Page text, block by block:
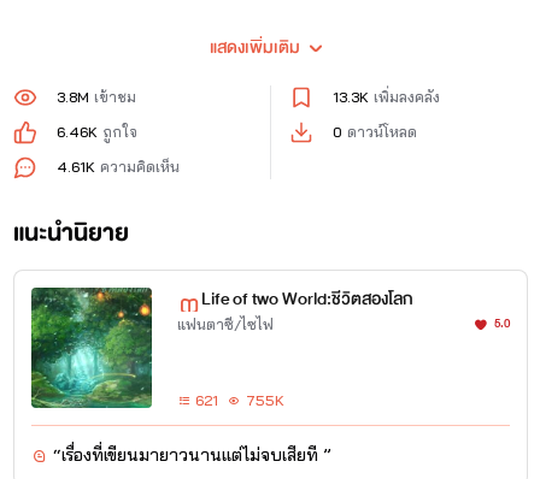
1. The New World:ชีวิตใหม่ในต่างโลก
ดรอป กำหนดเขียนไม่แน่นอน
2.The Carftail University:มหาวิทยาลัยคาร์ฟเทล
3 นิยายชุด Project Love Music Story ตอนดอกไผ่สื่อรัก
ดรอปครับ ยังไม่มีกำหนดมาเขียนต่อ
4. นิยายชุด Color The Series
แสดงเพิ่มเติม
3.8M เข้าชม
6.46K ถูกใจ
4.61K ความคิดเห็น
13.3K เพิ่มลงคลัง
0 ดาวน์โหลด
แนะนำนิยาย
Life of two World:ชีวิตสองโลก
แฟนตาซี/ไซไฟ 5.0
621 755K
“เรื่องที่เขียนมายาวนานแต่ไม่จบเสียที ”